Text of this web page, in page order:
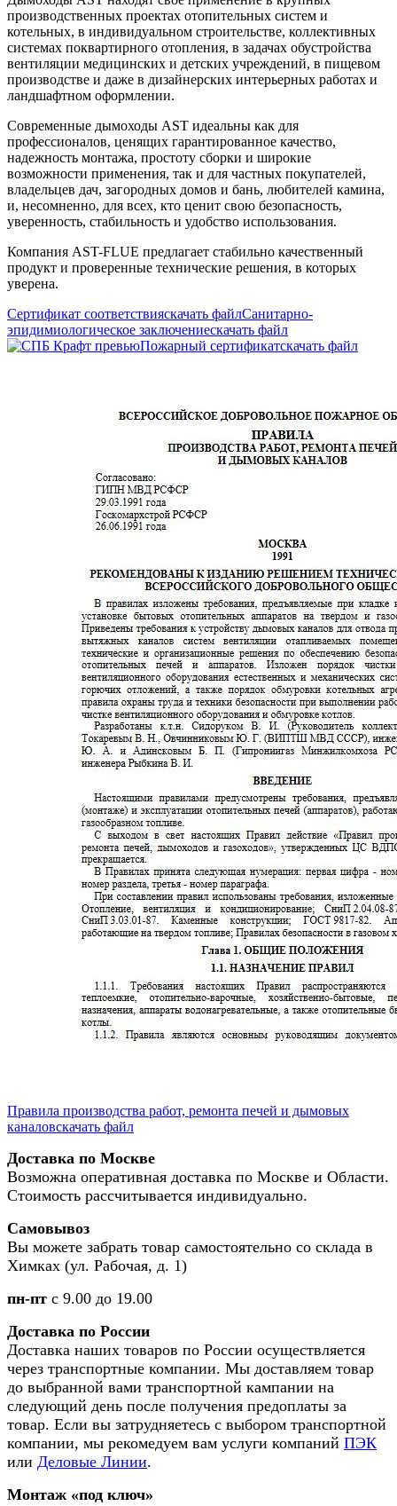
производственных проектах отопительных систем и
котельных, в индивидуальном строительстве, коллективных
системах поквартирного отопления, в задачах обустройства
вентиляции медицинских и детских учреждений, в пищевом
производстве и даже в дизайнерских интерьерных работах и
ландшафтном оформлении.
Современные дымоходы AST идеальны как для
профессионалов, ценящих гарантированное качество,
надежность монтажа, простоту сборки и широкие
возможности применения, так и для частных покупателей,
владельцев дач, загородных домов и бань, любителей камина,
и, несомненно, для всех, кто ценит свою безопасность,
уверенность, стабильность и удобство использования.
Компания AST-FLUE предлагает стабильно качественный
продукт и проверенные технические решения, в которых
уверена.
Сертификат соответствияскачать файлСанитарно-
эпидимиологическое заключениескачать файл
Пожарный сертификатскачать файл
Правила производства работ, ремонта печей и дымовых
каналовскачать файл
Доставка по Москве
Возможна оперативная доставка по Москве и Области.
Стоимость рассчитывается индивидуально.
Самовывоз
Вы можете забрать товар самостоятельно со склада в
Химках (ул. Рабочая, д. 1)
пн-пт с 9.00 до 19.00
Доставка по России
Доставка наших товаров по России осуществляется
через транспортные компании. Мы доставляем товар
до выбранной вами транспортной кампании на
следующий день после получения предоплаты за
товар. Если вы затрудняетесь с выбором транспортной
компании, мы рекомедуем вам услуги компаний ПЭК
или Деловые Линии.
Монтаж «под ключ»